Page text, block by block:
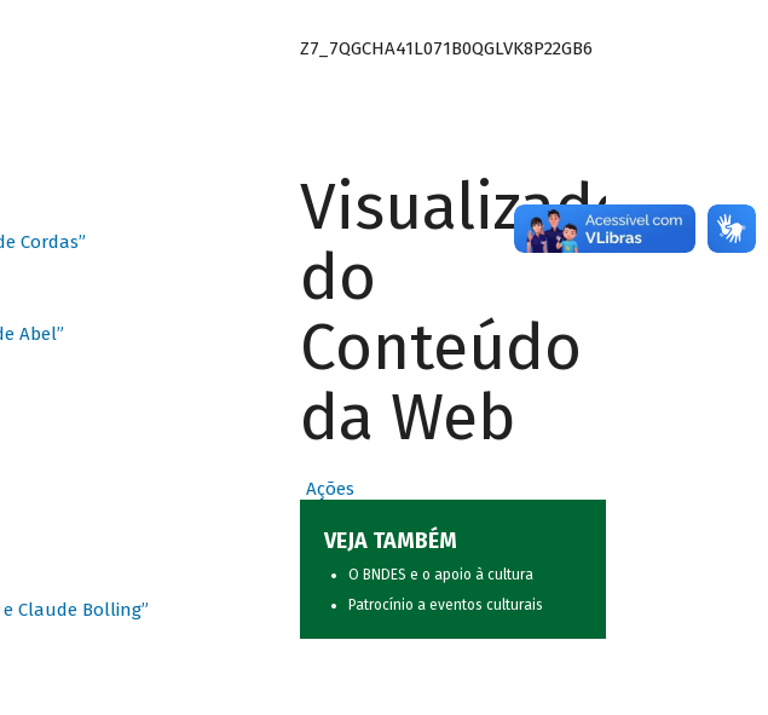
Cordas”
Abel”
Claude Bolling”
Z7_7QGCHA41L071B0QGLVK8P22GB6
Visualizador
do
Conteúdo
da Web
Ações
VEJA TAMBÉM
O BNDES e o apoio à cultura
Patrocínio a eventos culturais